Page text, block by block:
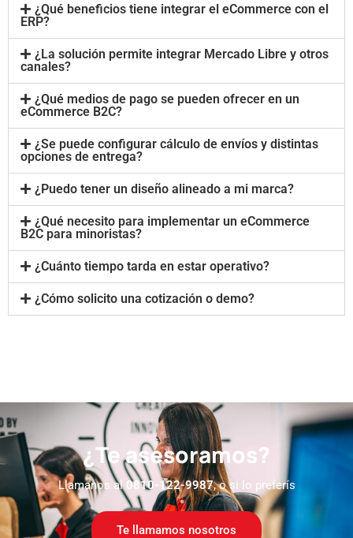
¿Qué beneficios tiene integrar el eCommerce con el
ERP?
¿La solución permite integrar Mercado Libre y otros
canales?
¿Qué medios de pago se pueden ofrecer en un
eCommerce B2C?
¿Se puede configurar cálculo de envíos y distintas
opciones de entrega?
¿Puedo tener un diseño alineado a mi marca?
¿Qué necesito para implementar un eCommerce
B2C para minoristas?
¿Cuánto tiempo tarda en estar operativo?
¿Cómo solicito una cotización o demo?
¿Te asesoramos?
Llamanos al 0810-122-9987, o si lo preferís
Te llamamos nosotros